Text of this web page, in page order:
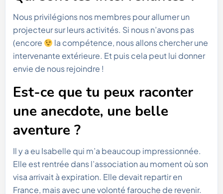
Nous privilégions nos membres pour allumer un
projecteur sur leurs activités. Si nous n’avons pas
(encore
la compétence, nous allons chercher une
intervenante extérieure. Et puis cela peut lui donner
envie de nous rejoindre !
Est-ce que tu peux raconter
une anecdote, une belle
aventure ?
Il y a eu Isabelle qui m’a beaucoup impressionnée.
Elle est rentrée dans l’association au moment où son
visa arrivait à expiration. Elle devait repartir en
France, mais avec une volonté farouche de revenir.